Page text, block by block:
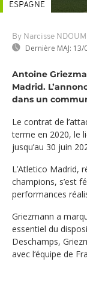
By Narcisse
Dernière MAJ: 13/
ESPAGNE
Antoine
Madrid.
dans un
Le contrat de
terme en 2020, le
jusqu’au 30 juin
L’Atletico Madrid,
champions, s’est
performances
Griezmann a
essentiel du
Deschamps,
avec l‘équipe de